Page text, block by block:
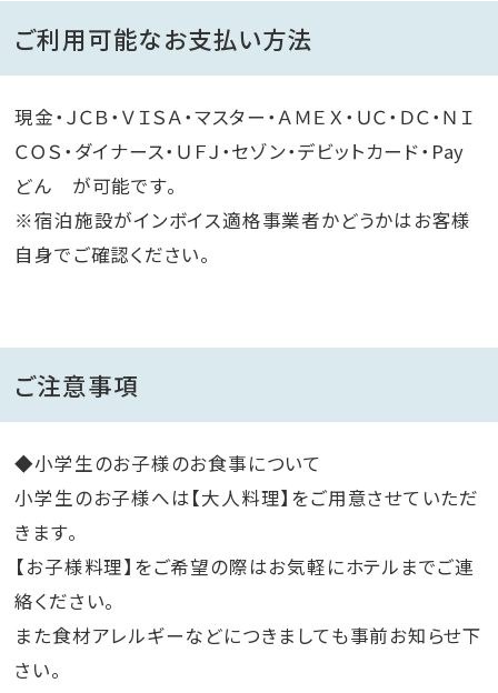
ご利用可能なお支払い方法
現金・ＪＣＢ・ＶＩＳＡ・マスター・ＡＭＥＸ・ＵＣ・ＤＣ・ＮＩ
ＣＯＳ・ダイナース・ＵＦＪ・セゾン・デビットカード・Pay
どん が可能です。
※宿泊施設がインボイス適格事業者かどうかはお客様
自身でご確認ください。
ご注意事項
◆小学生のお子様のお食事について
小学生のお子様へは【大人料理】をご用意させていただ
きます。
【お子様料理】をご希望の際はお気軽にホテルまでご連
絡ください。
また食材アレルギーなどにつきましても事前お知らせ下
さい。